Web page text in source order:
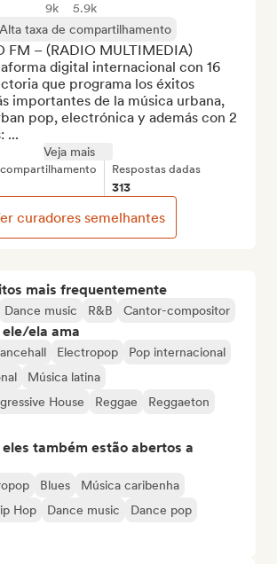
mais frequentemente
Dance music R&B Cantor-compositor
ela ama
Electropop
Pop internacional
Música latina
House
Reggae
Reggaeton
também estão abertos a
Blues
Música caribenha
Hop
Dance music
Dance pop
9k
5.9k
Alta taxa de compartilhamento
FM – (RADIO MULTIMEDIA)
digital internacional con 16
que programa los éxitos
importantes de la música urbana,
pop, electrónica y además con 2
...
Veja mais
Respostas dadas
313
curadores semelhantes